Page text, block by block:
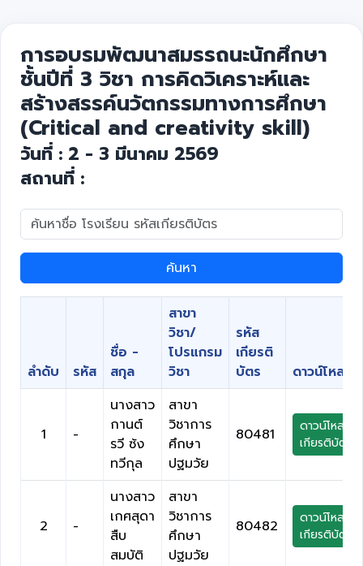
การอบรมพัฒนาสมรรถนะนักศึกษา
ชั้นปีที่ 3 วิชา การคิดวิเคราะห์และ
สร้างสรรค์นวัตกรรมทางการศึกษา
(Critical and creativity skill)
วันที่ : 2 - 3 มีนาคม 2569
สถานที่ :
ค้นหา
ลำดับ รหัส
ชื่อ -
สกุล
สาขา
วิชา/
โปรแกรม
วิชา
รหัส
เกียรติ
บัตร
ดาวน์โหลด
1 -
นางสาว
กานต์
รวี ซ้ง
ทวีกุล
สาขา
วิชาการ
ศึกษา
ปฐมวัย
80481
ดาวน์โหลด
เกียรติบัตร
2 -
นางสาว
เกศสุดา
สืบ
สมบัติ
สาขา
วิชาการ
ศึกษา
ปฐมวัย
80482
ดาวน์โหลด
เกียรติบัตร